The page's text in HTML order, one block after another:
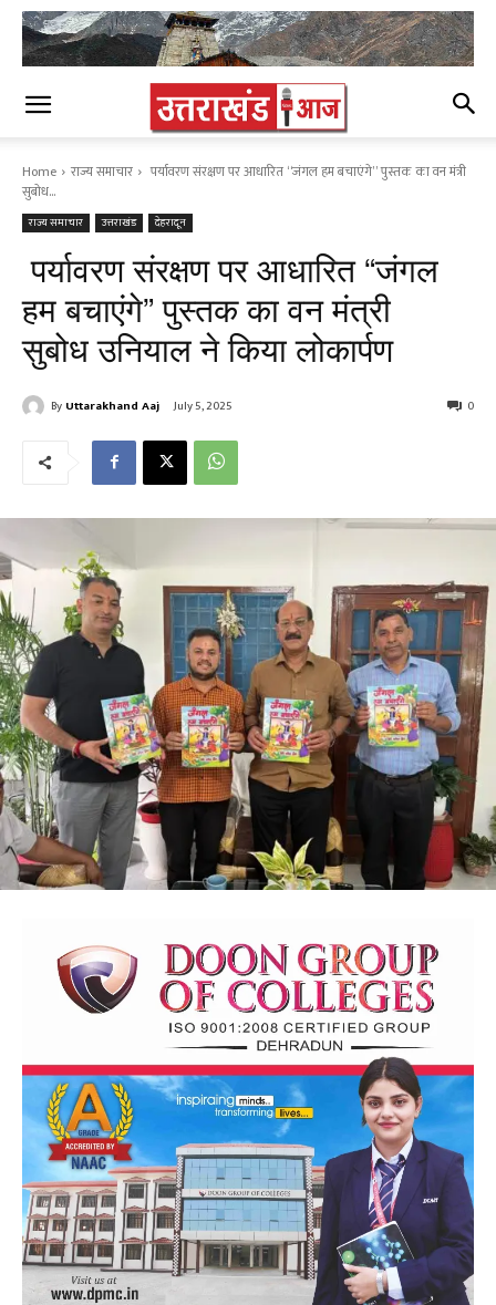
Home राज्य समाचार
पर्यावरण संरक्षण पर आधारित “जंगल हम बचाएंगे” पुस्तक का वन मंत्री
सुबोध...
राज्य समाचार उत्तराखंड देहरादून
पर्यावरण संरक्षण पर आधारित “जंगल
हम बचाएंगे” पुस्तक का वन मंत्री
सुबोध उनियाल ने किया लोकार्पण
By Uttarakhand Aaj July 5, 2025 0